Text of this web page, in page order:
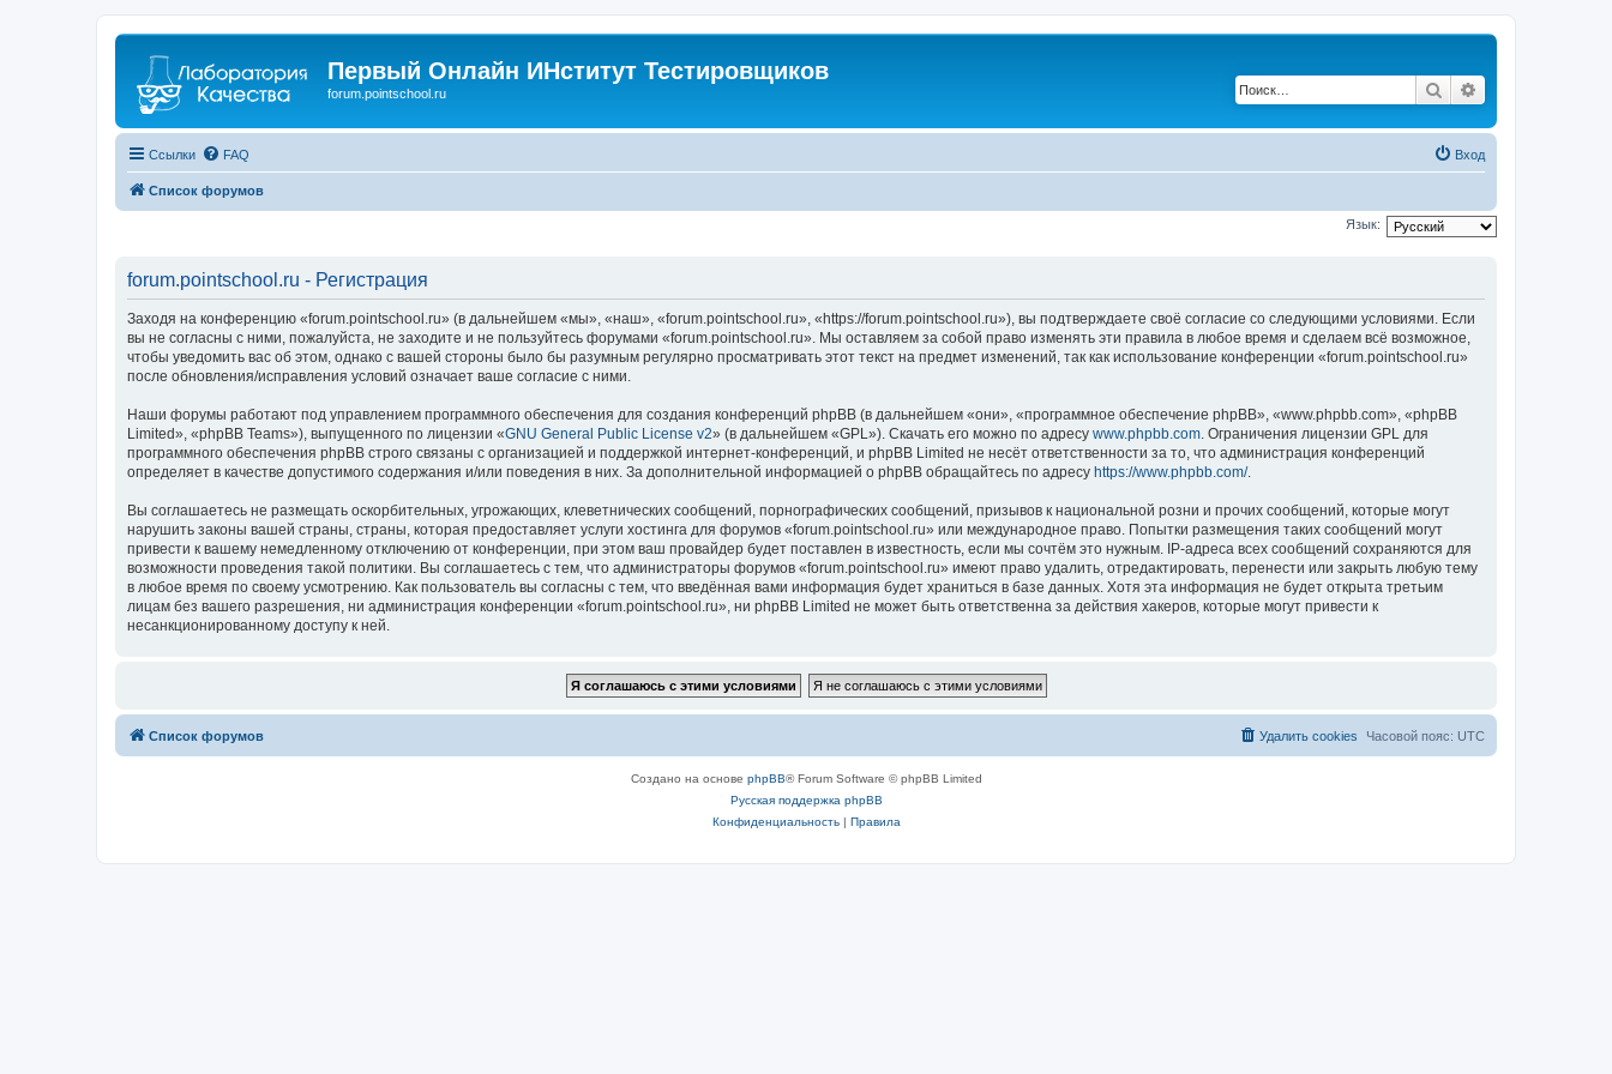
Первый Онлайн ИНститут Тестировщиков
forum.pointschool.ru Поиск
Ссылки FAQ Вход
Список форумов
Язык:
forum.pointschool.ru - Регистрация
Заходя на конференцию «forum.pointschool.ru» (в дальнейшем «мы», «наш», «forum.pointschool.ru», «https://forum.pointschool.ru»), вы подтверждаете своё согласие со следующими условиями. Если
вы не согласны с ними, пожалуйста, не заходите и не пользуйтесь форумами «forum.pointschool.ru». Мы оставляем за собой право изменять эти правила в любое время и сделаем всё возможное,
чтобы уведомить вас об этом, однако с вашей стороны было бы разумным регулярно просматривать этот текст на предмет изменений, так как использование конференции «forum.pointschool.ru»
после обновления/исправления условий означает ваше согласие с ними.
Наши форумы работают под управлением программного обеспечения для создания конференций phpBB (в дальнейшем «они», «программное обеспечение phpBB», «www.phpbb.com», «phpBB
Limited», «phpBB Teams»), выпущенного по лицензии «GNU General Public License v2» (в дальнейшем «GPL»). Скачать его можно по адресу www.phpbb.com. Ограничения лицензии GPL для
программного обеспечения phpBB строго связаны с организацией и поддержкой интернет-конференций, и phpBB Limited не несёт ответственности за то, что администрация конференций
определяет в качестве допустимого содержания и/или поведения в них. За дополнительной информацией о phpBB обращайтесь по адресу https://www.phpbb.com/.
Вы соглашаетесь не размещать оскорбительных, угрожающих, клеветнических сообщений, порнографических сообщений, призывов к национальной розни и прочих сообщений, которые могут
нарушить законы вашей страны, страны, которая предоставляет услуги хостинга для форумов «forum.pointschool.ru» или международное право. Попытки размещения таких сообщений могут
привести к вашему немедленному отключению от конференции, при этом ваш провайдер будет поставлен в известность, если мы сочтём это нужным. IP-адреса всех сообщений сохраняются для
возможности проведения такой политики. Вы соглашаетесь с тем, что администраторы форумов «forum.pointschool.ru» имеют право удалить, отредактировать, перенести или закрыть любую тему
в любое время по своему усмотрению. Как пользователь вы согласны с тем, что введённая вами информация будет храниться в базе данных. Хотя эта информация не будет открыта третьим
лицам без вашего разрешения, ни администрация конференции «forum.pointschool.ru», ни phpBB Limited не может быть ответственна за действия хакеров, которые могут привести к
несанкционированному доступу к ней.
Список форумов Часовой пояс: UTC
Удалить cookies
Создано на основе phpBB® Forum Software © phpBB Limited
Русская поддержка phpBB
Конфиденциальность| Правила